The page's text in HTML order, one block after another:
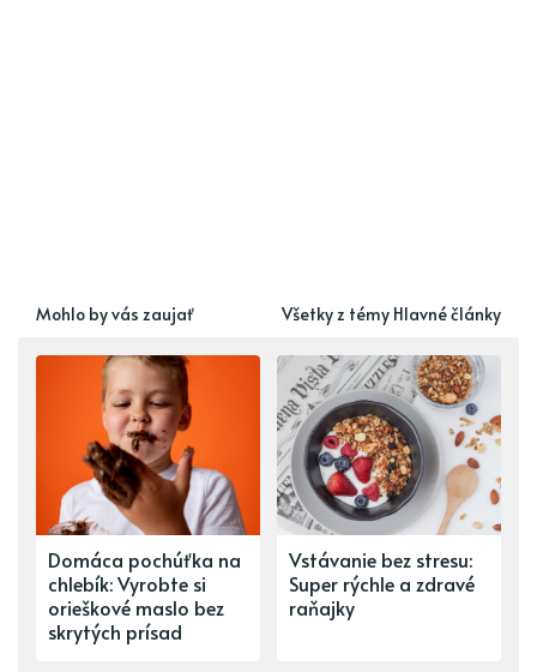
Mohlo by vás zaujať Všetky z témy Hlavné články
Domáca pochúťka na
chlebík: Vyrobte si
orieškové maslo bez
skrytých prísad
Vstávanie bez stresu:
Super rýchle a zdravé
raňajky